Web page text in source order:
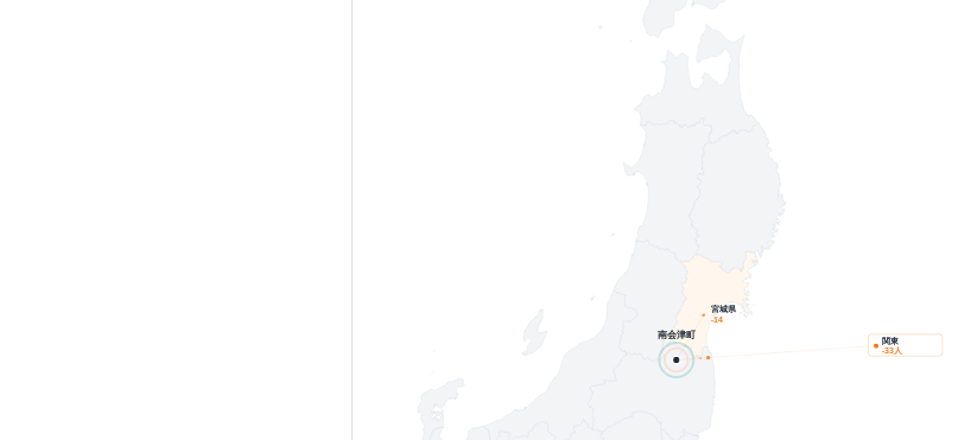
宮城県
-14
南会津町
関東
-33人